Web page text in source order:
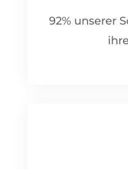
92% unserer